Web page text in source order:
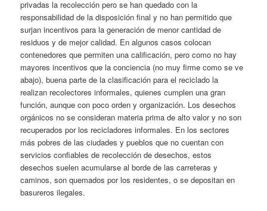
privadas la recolección pero se han quedado con la
responsabilidad de la disposición final y no han permitido que
surjan incentivos para la generación de menor cantidad de
residuos y de mejor calidad. En algunos casos colocan
contenedores que permiten una calificación, pero como no hay
mayores incentivos que la conciencia (no muy firme como se ve
abajo), buena parte de la clasificación para el reciclado la
realizan recolectores informales, quienes cumplen una gran
función, aunque con poco orden y organización. Los desechos
orgánicos no se consideran materia prima de alto valor y no son
recuperados por los recicladores informales. En los sectores
más pobres de las ciudades y pueblos que no cuentan con
servicios confiables de recolección de desechos, estos
desechos suelen acumularse al borde de las carreteras y
caminos, son quemados por los residentes, o se depositan en
basureros ilegales.